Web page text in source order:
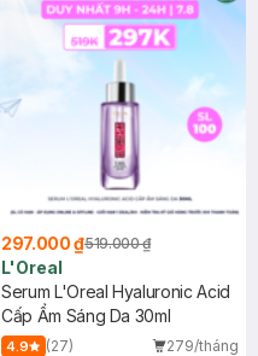
297.000 ₫519.000 ₫
L'Oreal
Serum L'Oreal Hyaluronic Acid
Cấp Ẩm Sáng Da 30ml
4.9 (27)
279/tháng